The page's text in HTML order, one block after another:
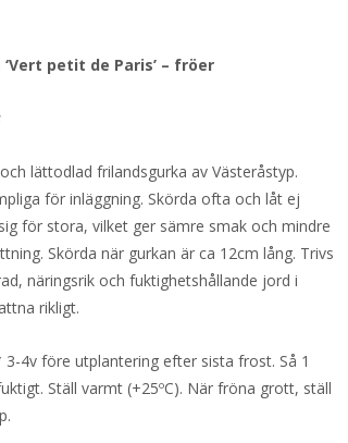
petit de Paris’ – fröer
lättodlad frilandsgurka av Västeråstyp.
för inläggning. Skörda ofta och låt ej
för stora, vilket ger sämre smak och mindre
Skörda när gurkan är ca 12cm lång. Trivs
näringsrik och fuktighetshållande jord i
rikligt.
4v före utplantering efter sista frost. Så 1
Ställ varmt (+25ºC). När fröna grott, ställ